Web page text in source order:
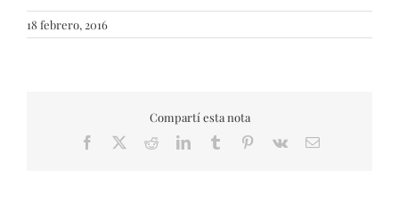
18 febrero, 2016
Compartí esta nota
Facebook RedditLinkedInTumblr Pinterest
Vk Email